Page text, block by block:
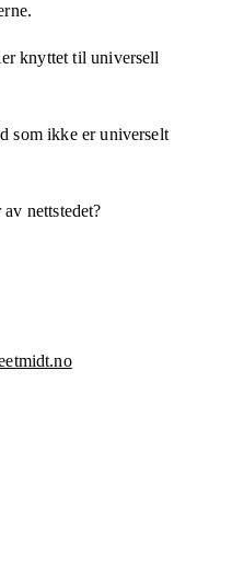
knyttet til universell
som ikke er universelt
nettstedet?